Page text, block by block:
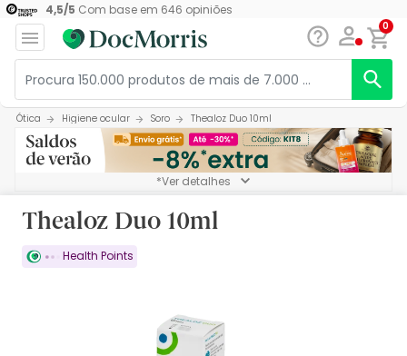
4,5/5 Com base em 646 opiniões
0
Ótica Higiene ocular Soro Thealoz Duo 10ml
*Ver detalhes
Thealoz Duo 10ml
Health Points